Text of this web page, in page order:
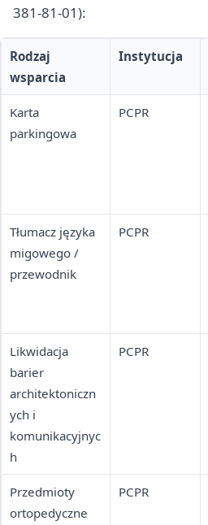
381-81-01):
Rodzaj
wsparcia
Instytucja
Karta
parkingowa
PCPR
Tłumacz języka
migowego /
przewodnik
PCPR
Likwidacja
barier
architektoniczn
ych i
komunikacyjnyc
h
PCPR
Przedmioty
ortopedyczne
PCPR